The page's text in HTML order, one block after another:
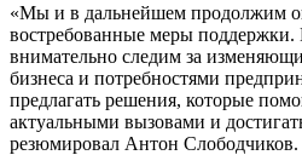
«Мы и в дальнейшем продолжим
востребованные меры
внимательно следим за
бизнеса и потребностями
предлагать решения, которые
актуальными вызовами и
резюмировал Антон Слободчиков.